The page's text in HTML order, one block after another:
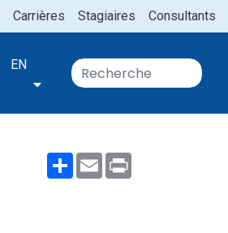
Consultants
Stagiaires
Carrières
EN
ShareEmail